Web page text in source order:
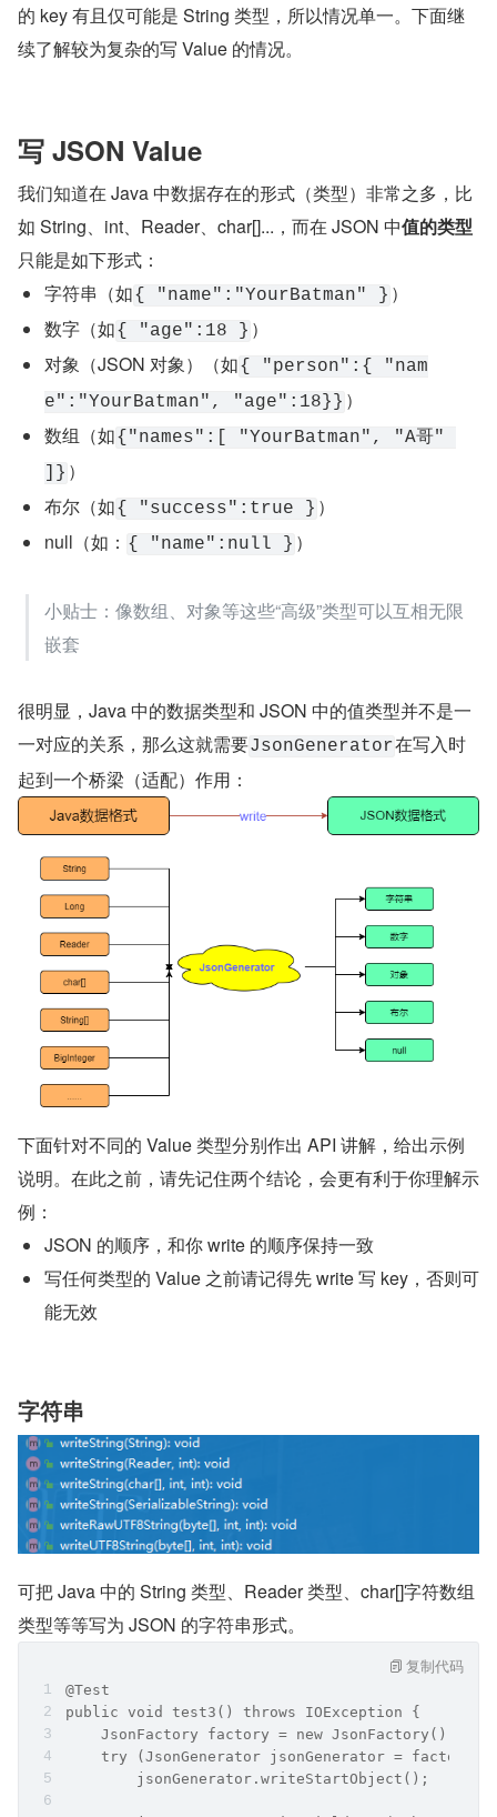
不能独立存在的哦，下面你会看到效果。而 3 个方法中的
其它 2 个方法：
public void writeFieldId(long id) throws
    writeFieldName(Long.toString(id));
}
这两个方法，你可以忘了吧，记住
就足够了。
总的来说，写 JSON 的 key 非常简单的，这得益于 JSON
的 key 有且仅可能是 String 类型，所以情况单一。下面继
续了解较为复杂的写 Value 的情况。
写 JSON Value
如 String、int、Reader、char[]...，而在 JSON 中值的类型
只能是如下形式：
数字（如
{ "age":18 } ）
对象（JSON 对象）（如
e":"YourBatman", "age":18}}）
数组（如{"names":[ "YourBatman", "A哥"
]}）
布尔（如{ "success":true }
null（如：
小贴士：像数组、对象等这些“高级”类型可以互相无限
嵌套
很明显，Java 中的数据类型和 JSON 中的值类型并不是一
一对应的关系，那么这就需要JsonGenerator 在写入时
起到一个桥梁（适配）作用：
下面针对不同的 Value 类型分别作出 API 讲解，给出示例
例：
JSON 的顺序，和你 write 的顺序保持一致
写任何类型的 Value 之前请记得先 write 写 key，否则可
能无效
字符串